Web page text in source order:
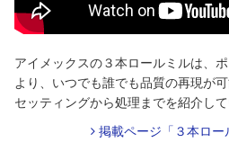
アイメックスの３本ロールミルは、
より、いつでも誰でも品質の再現が
セッティングから処理までを紹介して
掲載ページ「３本ロー